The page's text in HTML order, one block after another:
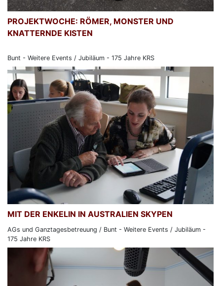
PROJEKTWOCHE: RÖMER, MONSTER UND
KNATTERNDE KISTEN
Bunt - Weitere Events / Jubiläum - 175 Jahre KRS
MIT DER ENKELIN IN AUSTRALIEN SKYPEN
AGs und Ganztagesbetreuung / Bunt - Weitere Events / Jubiläum -
175 Jahre KRS